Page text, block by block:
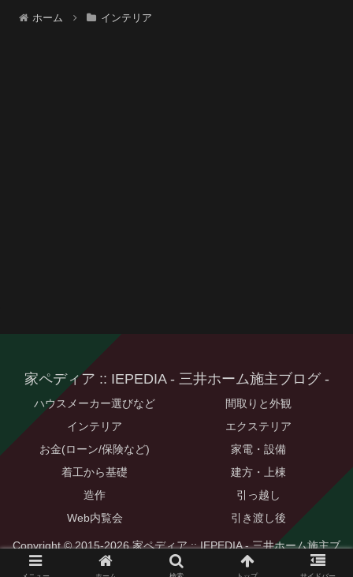
ホーム インテリア
家ペディア :: IEPEDIA - 三井ホーム施主ブログ -
ハウスメーカー選びなど
間取りと外観
インテリア
エクステリア
お金(ローン/保険など)
家電・設備
着工から基礎
建方・上棟
造作
引っ越し
Web内覧会
引き渡し後
Copyright © 2015-2026 家ペディア :: IEPEDIA - 三井ホーム施主ブ
ログ - All Rights Reserved.